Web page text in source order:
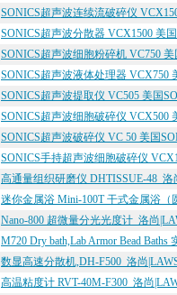
SONICS超声波连续流破碎仪
SONICS超声波分散器 VCX1500 美
SONICS超声波细胞粉碎机 VC750
SONICS超声波液体处理器 VCX750
SONICS超声波提取仪 VC505 美国
SONICS超声波细胞破碎仪 VCX500
SONICS超声波破碎仪 VC 50 美国
SONICS手持超声波细胞破碎仪
高通量组织研磨仪 DHTISSUE-48_洛
迷你金属浴 Mini-100T 干式金属浴（
Nano-800 超微量分光光度计_洛尚
M720 Dry bath,Lab Armor Bead
数显高速分散机,DH-F500_洛尚
高温粘度计 RVT-40M-F300_洛尚